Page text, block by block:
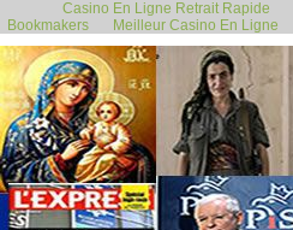
Casino En Ligne Retrait Rapide
Bookmakers
Meilleur Casino En Ligne